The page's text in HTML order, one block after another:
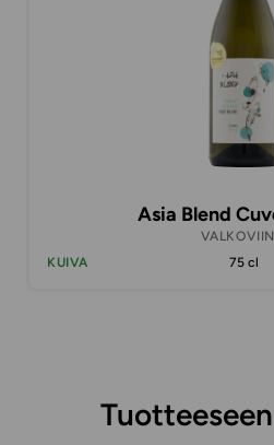
Asia Blend
KUIVA
75 cl